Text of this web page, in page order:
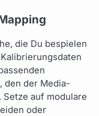
die Du bespielen
den der Media-
auf modulare
oder